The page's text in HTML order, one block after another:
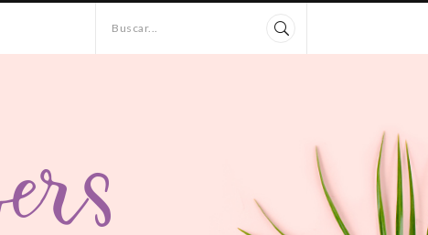
Buscar...